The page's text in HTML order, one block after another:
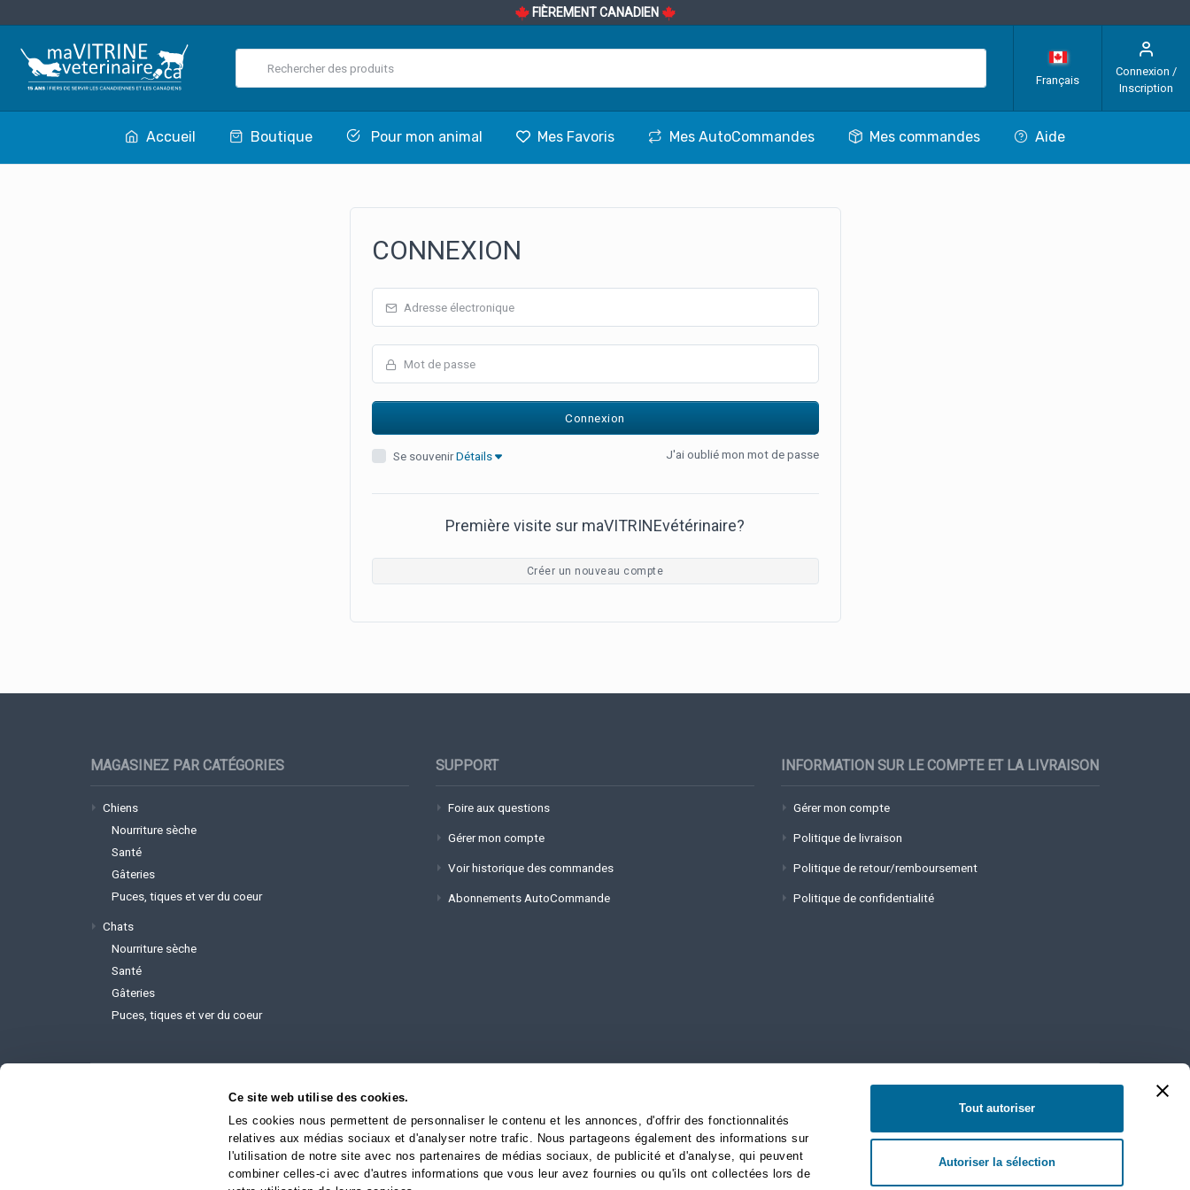
Ce site web utilise des cookies.
Les cookies nous permettent de personnaliser le contenu et les annonces, d'offrir des fonctionnalités
relatives aux médias sociaux et d'analyser notre trafic. Nous partageons également des informations sur
l'utilisation de notre site avec nos partenaires de médias sociaux, de publicité et d'analyse, qui peuvent
combiner celles-ci avec d'autres informations que vous leur avez fournies ou qu'ils ont collectées lors de
Tout autoriser
Autoriser la sélection
FIÈREMENT CANADIEN
Français
Connexion /
Inscription
Accueil Boutique Pour mon animal Mes Favoris Mes AutoCommandes Mes commandes Aide
CONNEXION
Se souvenirDétails J'ai oublié mon mot de passe
Première visite sur maVITRINEvétérinaire?
Créer un nouveau compte
MAGASINEZ PAR CATÉGORIES
Chiens
Nourriture sèche
Santé
Gâteries
Puces, tiques et ver du coeur
Chats
Nourriture sèche
Santé
Gâteries
Puces, tiques et ver du coeur
SUPPORT
Foire aux questions
Gérer mon compte
Voir historique des commandes
Abonnements AutoCommande
INFORMATION SUR LE COMPTE ET LA LIVRAISON
Gérer mon compte
Politique de livraison
Politique de retour/remboursement
Politique de confidentialité
Pour rejoindre l'administrateur du site web (pour problèmes techniques) :
info@mavitrineveterinaire.ca